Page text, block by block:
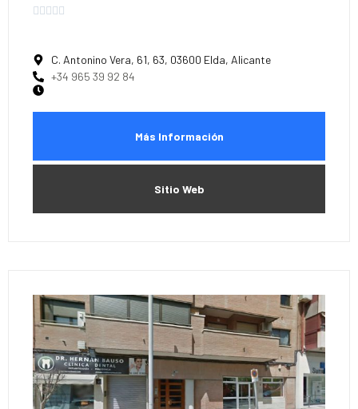
    
C. Antonino Vera, 61, 63, 03600 Elda, Alicante
+34 965 39 92 84
Más Información
Sitio Web